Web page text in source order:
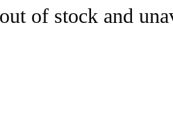
of stock and